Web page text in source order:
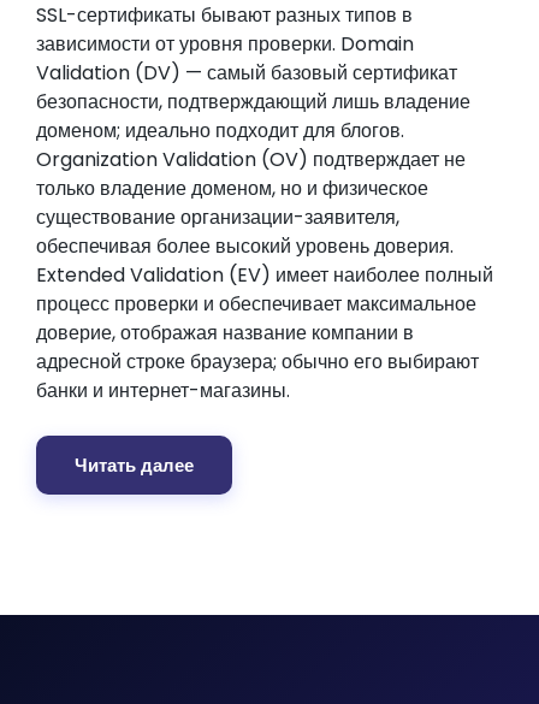
SSL-сертификаты бывают разных типов в
зависимости от уровня проверки. Domain
Validation (DV) — самый базовый сертификат
безопасности, подтверждающий лишь владение
доменом; идеально подходит для блогов.
Organization Validation (OV) подтверждает не
только владение доменом, но и физическое
существование организации-заявителя,
обеспечивая более высокий уровень доверия.
Extended Validation (EV) имеет наиболее полный
процесс проверки и обеспечивает максимальное
доверие, отображая название компании в
адресной строке браузера; обычно его выбирают
банки и интернет-магазины.
Читать далее